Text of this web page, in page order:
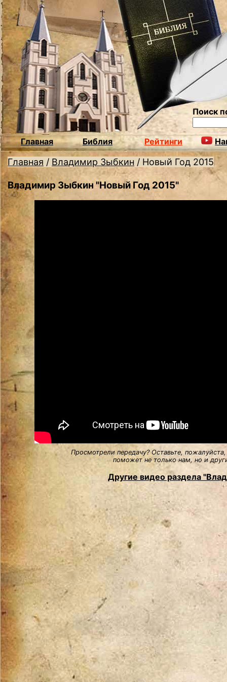
Поиск
Главная Библия Рейтинги
Главная / Владимир Зыбкин / Новый Год 2015
Владимир Зыбкин "Новый Год 2015"
Просмотрели передачу? Оставьте,
поможет не только нам, но и
Другие видео раздела